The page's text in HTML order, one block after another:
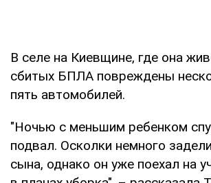
В селе на Киевщине, где она
сбитых БПЛА повреждены
пять автомобилей.
"Ночью с меньшим ребенком
подвал. Осколки немного
сына, однако он уже поехал на